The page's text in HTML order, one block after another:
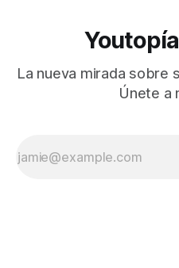
La nueva mirada sobre
Únete a